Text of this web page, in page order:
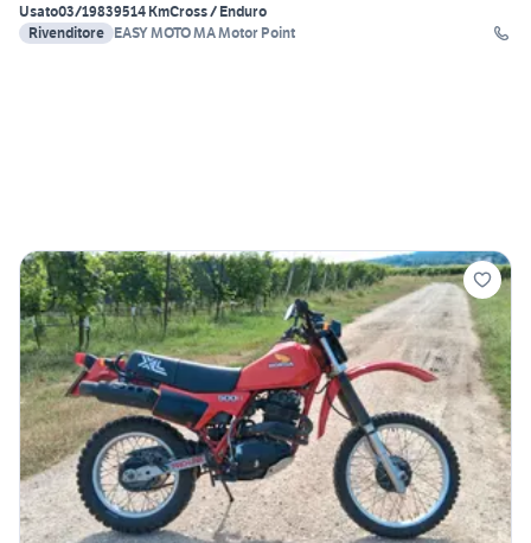
Usato03/19839514 KmCross / Enduro
Rivenditore
EASY MOTO MA Motor Point